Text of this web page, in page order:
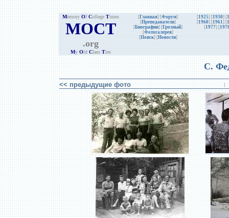
Memory Of College Times
MOCT
.org
My Old Class Ties
[Главная] [Форум]
[Преподаватели]
[Биографии] [Грозный]
[Фотогалерея]
[Поиск] [Новости]
[1925] [1930] [
[1960] [1961] [
[1977] [
С.
<< предыдущие фото |